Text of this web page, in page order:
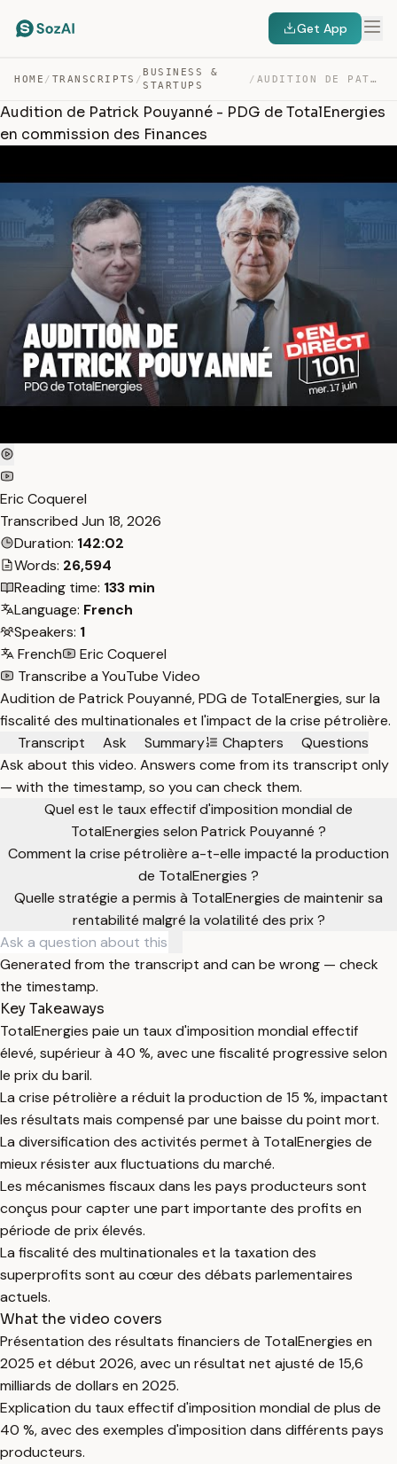
Get App
HOME / TRANSCRIPTS /
BUSINESS &
STARTUPS
/ AUDITION DE PATRICK POUYANNÉ – PDG DE TOTALENERGIES EN … — TRANSCRIPT
Audition de Patrick Pouyanné - PDG de TotalEnergies
en commission des Finances
Eric Coquerel
Transcribed Jun 18, 2026
Duration: 142:02
Words: 26,594
Reading time: 133 min
Language: French
Speakers: 1
French
Eric Coquerel
Transcribe a YouTube Video
Audition de Patrick Pouyanné, PDG de TotalEnergies, sur la
fiscalité des multinationales et l'impact de la crise pétrolière.
Transcript
Ask Summary Chapters
Questions
Ask about this video. Answers come from its transcript only
— with the timestamp, so you can check them.
Quel est le taux effectif d'imposition mondial de
TotalEnergies selon Patrick Pouyanné ?
Comment la crise pétrolière a-t-elle impacté la production
de TotalEnergies ?
Quelle stratégie a permis à TotalEnergies de maintenir sa
rentabilité malgré la volatilité des prix ?
Generated from the transcript and can be wrong — check
the timestamp.
Key Takeaways
TotalEnergies paie un taux d'imposition mondial effectif
élevé, supérieur à 40 %, avec une fiscalité progressive selon
le prix du baril.
La crise pétrolière a réduit la production de 15 %, impactant
les résultats mais compensé par une baisse du point mort.
La diversification des activités permet à TotalEnergies de
mieux résister aux fluctuations du marché.
Les mécanismes fiscaux dans les pays producteurs sont
conçus pour capter une part importante des profits en
période de prix élevés.
La fiscalité des multinationales et la taxation des
superprofits sont au cœur des débats parlementaires
actuels.
What the video covers
Présentation des résultats financiers de TotalEnergies en
2025 et début 2026, avec un résultat net ajusté de 15,6
milliards de dollars en 2025.
Explication du taux effectif d'imposition mondial de plus de
40 %, avec des exemples d'imposition dans différents pays
producteurs.